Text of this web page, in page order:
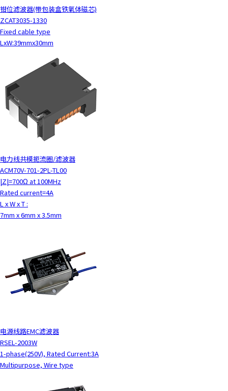
钳位滤波器(带包装盒铁氧体磁芯)
ZCAT3035-1330
Fixed cable type
LxW:39mmx30mm
电力线共模扼流圈/滤波器
ACM70V-701-2PL-TL00
|Z|=700Ω at 100MHz
Rated current=4A
L x W x T :
7mm x 6mm x 3.5mm
电源线路EMC滤波器
RSEL-2003W
1-phase(250V), Rated Current:3A
Multipurpose, Wire type